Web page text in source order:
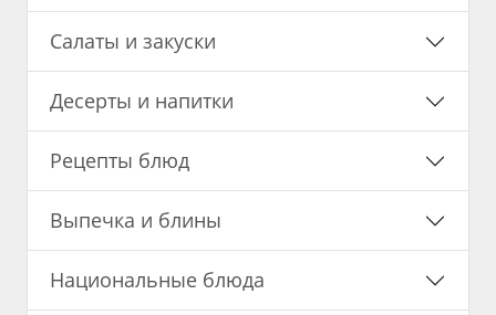
Салаты и закуски
Десерты и напитки
Рецепты блюд
Выпечка и блины
Национальные блюда